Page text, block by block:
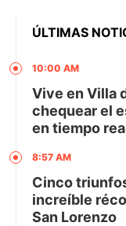
ÚLTIMAS
10:00 AM
Vive en Villa
chequear el
en tiempo
8:57 AM
Cinco
increíble
San Lorenzo